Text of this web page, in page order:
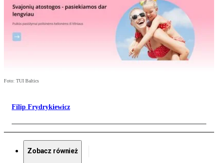
Foto: TUI Baltics
Filip Frydrykiewicz
Zobacz również